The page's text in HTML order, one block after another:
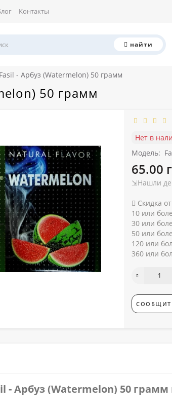
Контакты
найти
- Арбуз (Watermelon) 50 грамм
50 грамм
Нет в
Модель:
65.00
⇲Нашли
Скидка
10 или
30 или
50 или
120 или
360 или
-Арбуз (Watermelon) 50 грамм